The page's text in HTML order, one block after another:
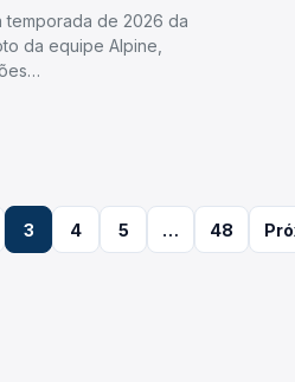
temporada de 2026 da
da equipe Alpine,
3 4 5 … 48